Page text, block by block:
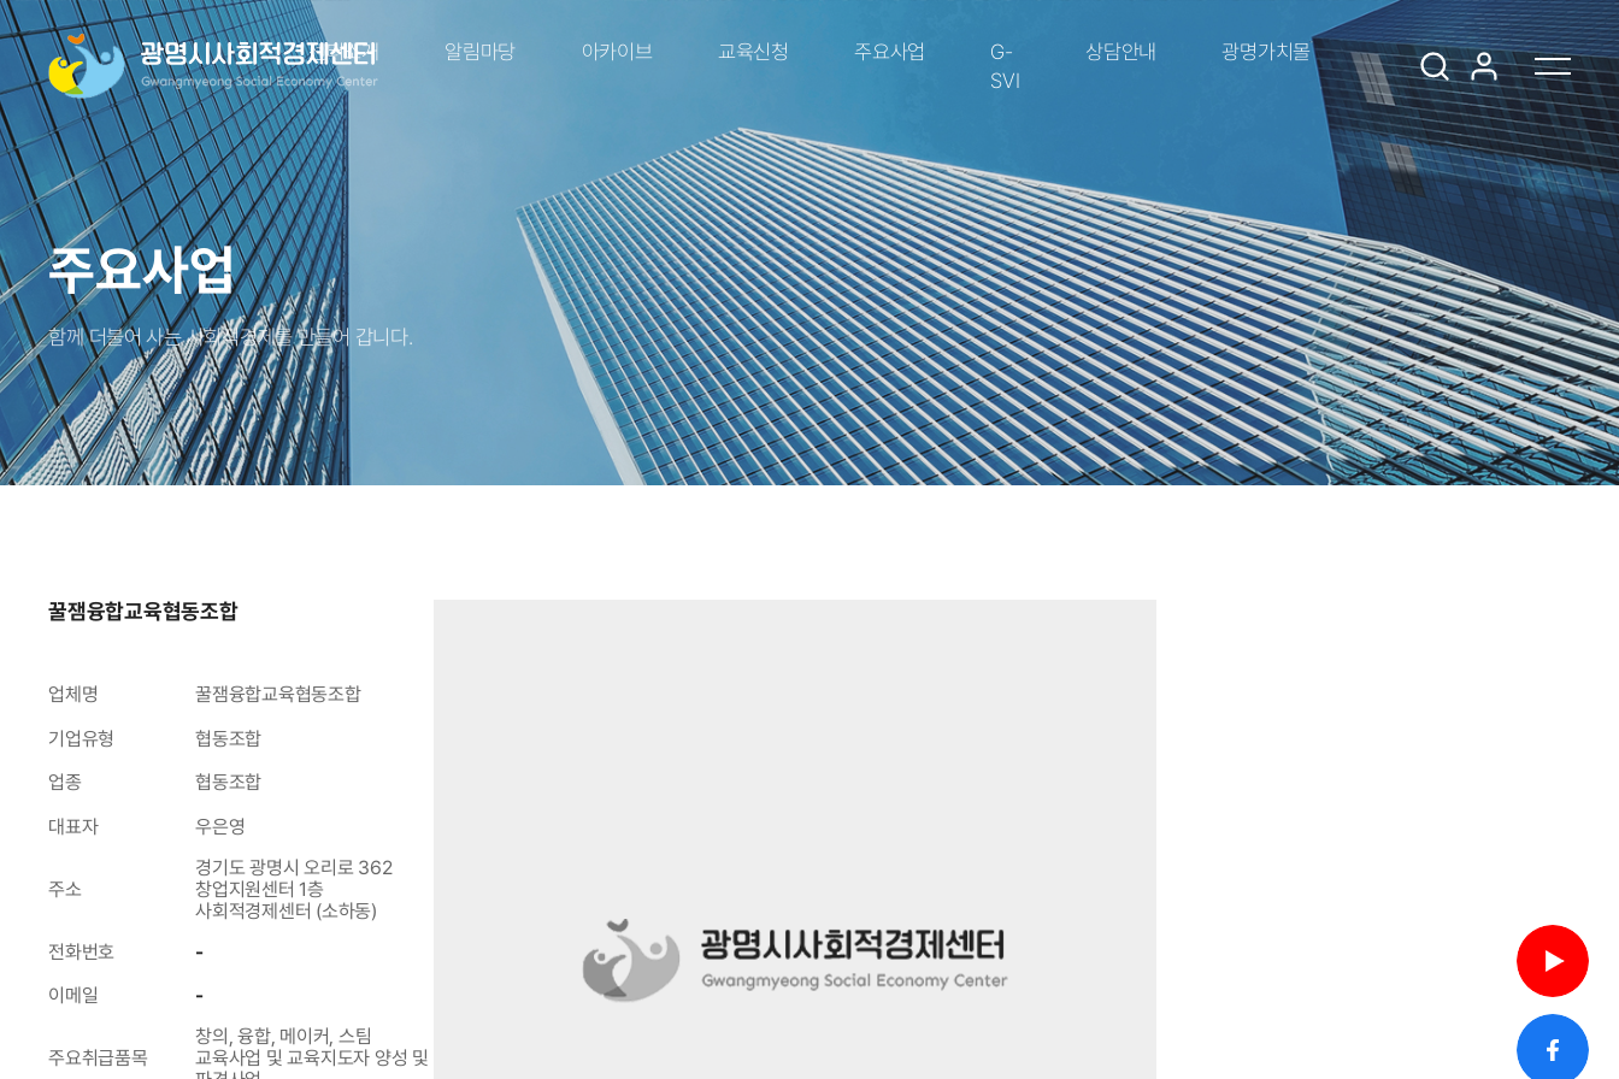
센터소개 알림마당 아카이브 교육신청 주요사업
G-
SVI
상담안내 광명가치몰
주요사업
함께 더불어 사는 사회적경제를 만들어 갑니다.
꿀잼융합교육협동조합
업체명
꿀잼융합교육협동조합
기업유형
협동조합
업종
협동조합
대표자
우은영
주소
경기도 광명시 오리로 362
창업지원센터 1층
사회적경제센터 (소하동)
전화번호
-
이메일
-
주요취급품목
창의, 융합, 메이커, 스팀
교육사업 및 교육지도자 양성 및